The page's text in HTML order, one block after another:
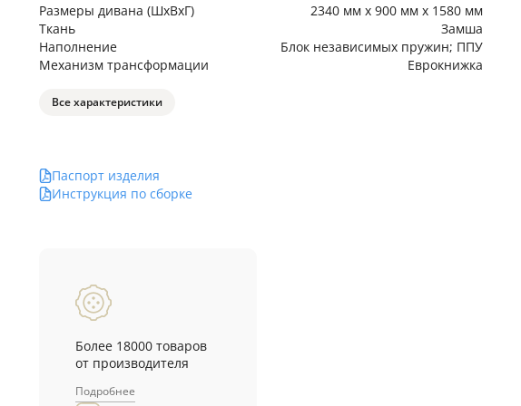
Размеры дивана (ШхВхГ)
2340 мм х 900 мм х 1580 мм
Ткань
Замша
Наполнение
Блок независимых пружин; ППУ
Механизм трансформации
Еврокнижка
Все характеристики
Паспорт изделия
Инструкция по сборке
Более 18000 товаров
от производителя
Подробнее